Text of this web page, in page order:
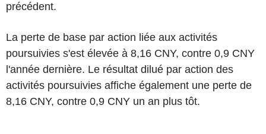
précédent.
La perte de base par action liée aux activités
poursuivies s'est élevée à 8,16 CNY, contre 0,9 CNY
l'année dernière. Le résultat dilué par action des
activités poursuivies affiche également une perte de
8,16 CNY, contre 0,9 CNY un an plus tôt.